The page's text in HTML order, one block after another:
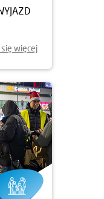
więcej